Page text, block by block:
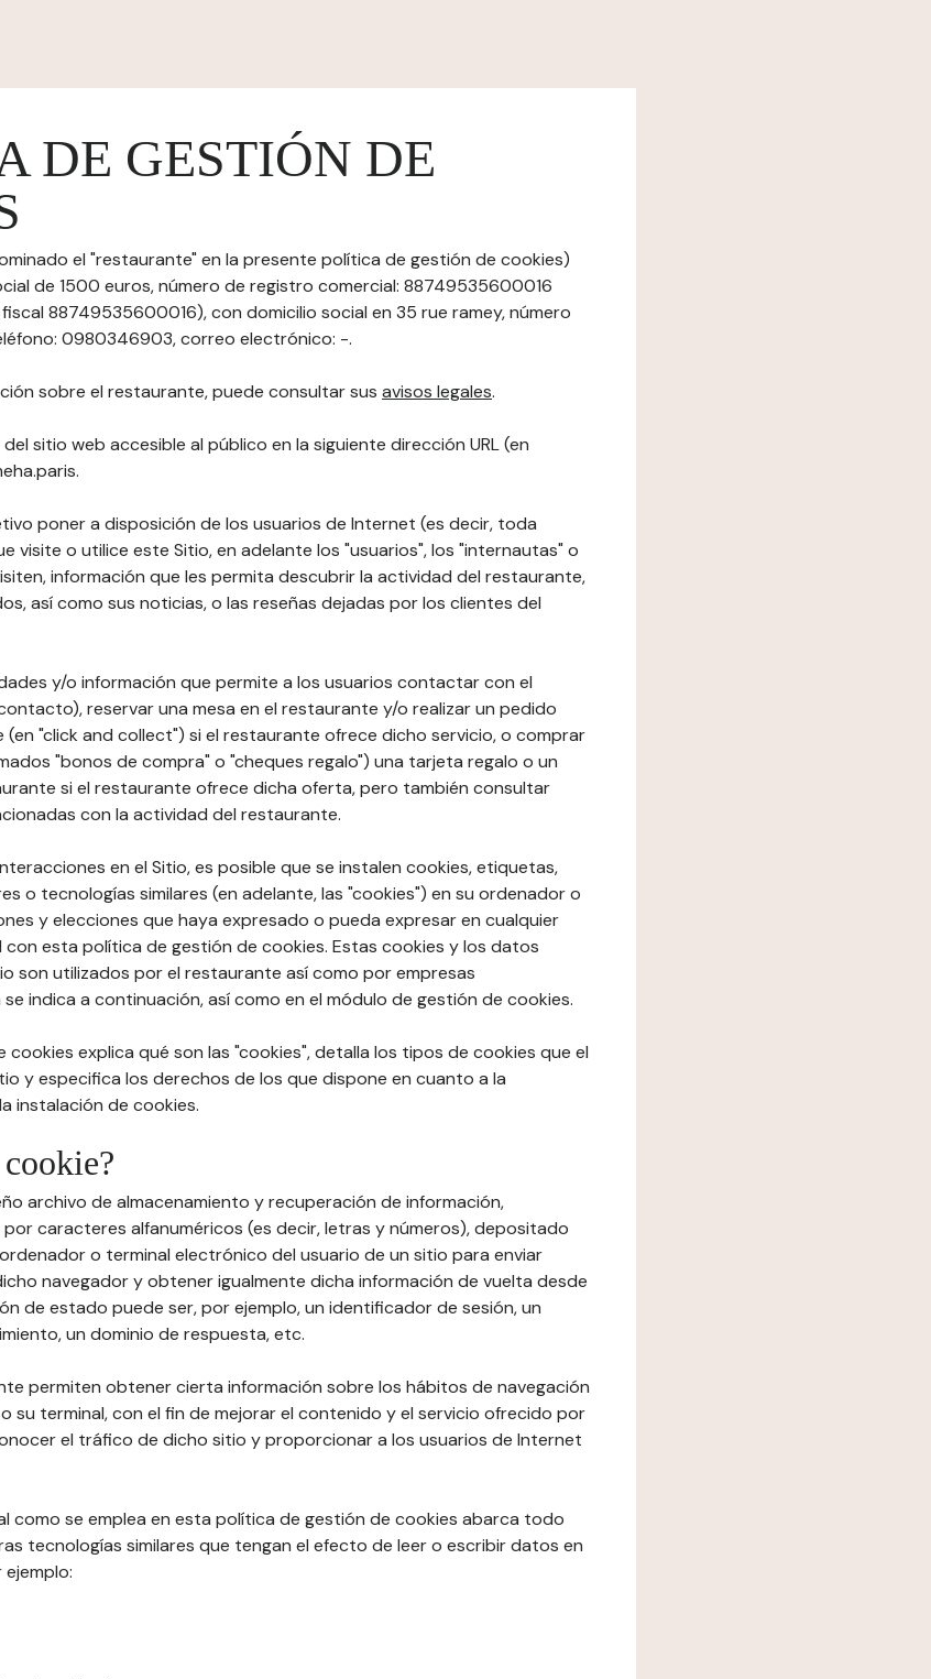
DE GESTIÓN DE
el "restaurante" en la presente política de gestión de cookies)
de 1500 euros, número de registro comercial: 88749535600016
88749535600016), con domicilio social en 35 rue ramey, número
0980346903, correo electrónico: -.
sobre el restaurante, puede consultar sus avisos legales.
sitio web accesible al público en la siguiente dirección URL (en
poner a disposición de los usuarios de Internet (es decir, toda
visite o utilice este Sitio, en adelante los "usuarios", los "internautas" o
información que les permita descubrir la actividad del restaurante,
así como sus noticias, o las reseñas dejadas por los clientes del
y/o información que permite a los usuarios contactar con el
reservar una mesa en el restaurante y/o realizar un pedido
"click and collect") si el restaurante ofrece dicho servicio, o comprar
"bonos de compra" o "cheques regalo") una tarjeta regalo o un
si el restaurante ofrece dicha oferta, pero también consultar
con la actividad del restaurante.
en el Sitio, es posible que se instalen cookies, etiquetas,
o tecnologías similares (en adelante, las "cookies") en su ordenador o
y elecciones que haya expresado o pueda expresar en cualquier
esta política de gestión de cookies. Estas cookies y los datos
son utilizados por el restaurante así como por empresas
indica a continuación, así como en el módulo de gestión de cookies.
explica qué son las "cookies", detalla los tipos de cookies que el
y especifica los derechos de los que dispone en cuanto a la
instalación de cookies.
archivo de almacenamiento y recuperación de información,
caracteres alfanuméricos (es decir, letras y números), depositado
o terminal electrónico del usuario de un sitio para enviar
navegador y obtener igualmente dicha información de vuelta desde
de estado puede ser, por ejemplo, un identificador de sesión, un
un dominio de respuesta, etc.
permiten obtener cierta información sobre los hábitos de navegación
su terminal, con el fin de mejorar el contenido y el servicio ofrecido por
el tráfico de dicho sitio y proporcionar a los usuarios de Internet
como se emplea en esta política de gestión de cookies abarca todo
tecnologías similares que tengan el efecto de leer o escribir datos en